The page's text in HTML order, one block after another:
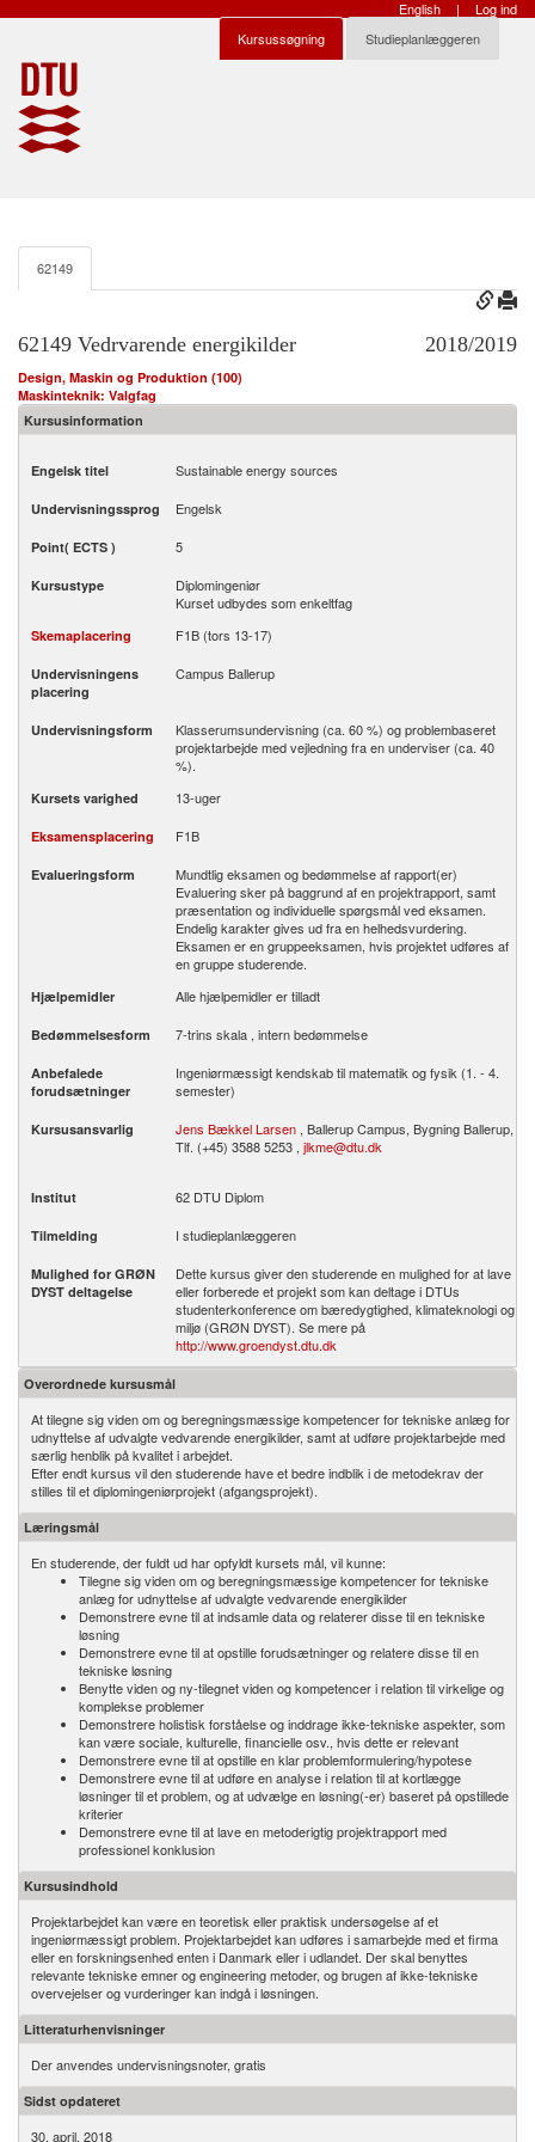
English |
Log ind
Kursussøgning
Studieplanlæggeren
62149
62149 Vedrvarende energikilder 2018/2019
Design, Maskin og Produktion (100)
Maskinteknik: Valgfag
Kursusinformation
Engelsk titel Sustainable energy sources
Undervisningssprog Engelsk
Point( ECTS ) 5
Kursustype
Diplomingeniør
Kurset udbydes som enkeltfag
Skemaplacering F1B (tors 13-17)
Undervisningens
placering
Campus Ballerup
Undervisningsform
Klasserumsundervisning (ca. 60 %) og problembaseret
projektarbejde med vejledning fra en underviser (ca. 40
%).
Kursets varighed 13-uger
Eksamensplacering F1B
Evalueringsform
Mundtlig eksamen og bedømmelse af rapport(er)
Evaluering sker på baggrund af en projektrapport, samt
præsentation og individuelle spørgsmål ved eksamen.
Endelig karakter gives ud fra en helhedsvurdering.
Eksamen er en gruppeeksamen, hvis projektet udføres af
en gruppe studerende.
Hjælpemidler Alle hjælpemidler er tilladt
Bedømmelsesform 7-trins skala , intern bedømmelse
Anbefalede
forudsætninger
Ingeniørmæssigt kendskab til matematik og fysik (1. - 4.
semester)
Kursusansvarlig Jens Bækkel Larsen , Ballerup Campus, Bygning Ballerup,
Tlf. (+45) 3588 5253 , jlkme@dtu.dk
Institut 62 DTU Diplom
Tilmelding I studieplanlæggeren
Mulighed for GRØN
DYST deltagelse
Dette kursus giver den studerende en mulighed for at lave
eller forberede et projekt som kan deltage i DTUs
studenterkonference om bæredygtighed, klimateknologi og
miljø (GRØN DYST). Se mere på
http://www.groendyst.dtu.dk
Overordnede kursusmål
At tilegne sig viden om og beregningsmæssige kompetencer for tekniske anlæg for
udnyttelse af udvalgte vedvarende energikilder, samt at udføre projektarbejde med
særlig henblik på kvalitet i arbejdet.
Efter endt kursus vil den studerende have et bedre indblik i de metodekrav der
stilles til et diplomingeniørprojekt (afgangsprojekt).
Læringsmål
En studerende, der fuldt ud har opfyldt kursets mål, vil kunne:
Tilegne sig viden om og beregningsmæssige kompetencer for tekniske
anlæg for udnyttelse af udvalgte vedvarende energikilder
Demonstrere evne til at indsamle data og relaterer disse til en tekniske
løsning
Demonstrere evne til at opstille forudsætninger og relatere disse til en
tekniske løsning
Benytte viden og ny-tilegnet viden og kompetencer i relation til virkelige og
komplekse problemer
Demonstrere holistisk forståelse og inddrage ikke-tekniske aspekter, som
kan være sociale, kulturelle, financielle osv., hvis dette er relevant
Demonstrere evne til at opstille en klar problemformulering/​hypotese
Demonstrere evne til at udføre en analyse i relation til at kortlægge
løsninger til et problem, og at udvælge en løsning(-er) baseret på opstillede
kriterier
Demonstrere evne til at lave en metoderigtig projektrapport med
professionel konklusion
Kursusindhold
Projektarbejdet kan være en teoretisk eller praktisk undersøgelse af et
ingeniørmæssigt problem. Projektarbejdet kan udføres i samarbejde med et firma
eller en forskningsenhed enten i Danmark eller i udlandet. Der skal benyttes
relevante tekniske emner og engineering metoder, og brugen af ikke-tekniske
overvejelser og vurderinger kan indgå i løsningen.
Litteraturhenvisninger
Der anvendes undervisningsnoter, gratis
Sidst opdateret
30. april, 2018